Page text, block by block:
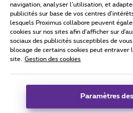
Tous droits réservés. © 2026 Proximus
Conditions générales, info
Coordonnées de l’entreprise
navigation, analyser l’utilisation, et
publicités sur base de vos centres
lesquels Proximus collabore peuvent
cookies sur nos sites afin d’afficher sur
sociaux des publicités susceptibles de
blocage de certains cookies peut entraver
site.
Gestion des cookies
Paramètres